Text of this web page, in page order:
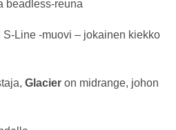
beadless-reuna
Line -muovi – jokainen kiekko
Glacier on midrange, johon